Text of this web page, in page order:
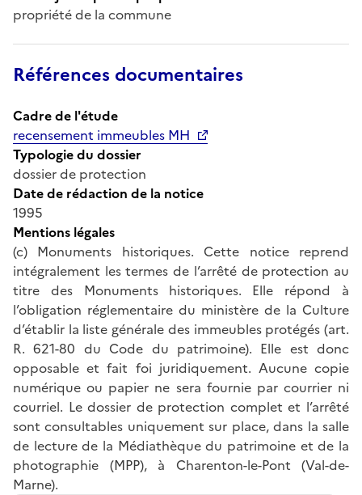
propriété de la commune
Références documentaires
Cadre de l'étude
recensement immeubles MH
Typologie du dossier
dossier de protection
Date de rédaction de la notice
1995
Mentions légales
(c) Monuments historiques. Cette notice reprend
intégralement les termes de l’arrêté de protection au
titre des Monuments historiques. Elle répond à
l’obligation réglementaire du ministère de la Culture
d’établir la liste générale des immeubles protégés (art.
R. 621-80 du Code du patrimoine). Elle est donc
opposable et fait foi juridiquement. Aucune copie
numérique ou papier ne sera fournie par courrier ni
courriel. Le dossier de protection complet et l’arrêté
sont consultables uniquement sur place, dans la salle
de lecture de la Médiathèque du patrimoine et de la
photographie (MPP), à Charenton-le-Pont (Val-de-
Marne).